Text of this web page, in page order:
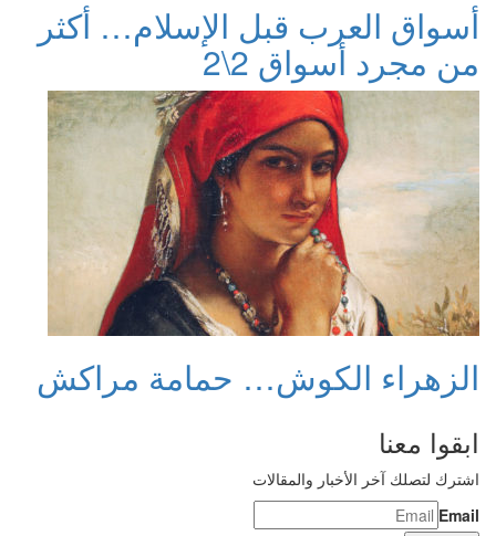
أسواق العرب قبل الإسلام… أكثر
من مجرد أسواق 2\2
الزهراء الكوش… حمامة مراكش
ابقوا معنا
اشترك لتصلك آخر الأخبار والمقالات
Email